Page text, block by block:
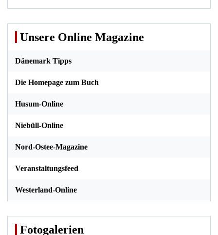
Unsere Online Magazine
Dänemark Tipps
Die Homepage zum Buch
Husum-Online
Niebüll-Online
Nord-Ostee-Magazine
Veranstaltungsfeed
Westerland-Online
Fotogalerien